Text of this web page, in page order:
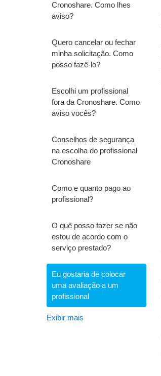
Cronoshare. Como lhes
aviso?
Quero cancelar ou fechar
minha solicitação. Como
posso fazê-lo?
Escolhi um profissional
fora da Cronoshare. Como
aviso vocês?
Conselhos de segurança
na escolha do profissional
Cronoshare
Como e quanto pago ao
profissional?
O quê posso fazer se não
estou de acordo com o
serviço prestado?
Eu gostaria de colocar
uma avaliação a um
profissional
Exibir mais